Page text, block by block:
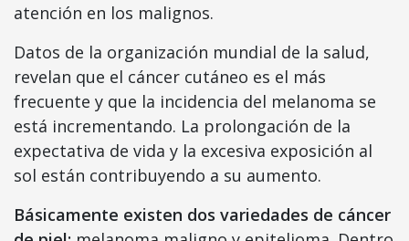
atención en los malignos.
Datos de la organización mundial de la salud,
revelan que el cáncer cutáneo es el más
frecuente y que la incidencia del melanoma se
está incrementando. La prolongación de la
expectativa de vida y la excesiva exposición al
sol están contribuyendo a su aumento.
Básicamente existen dos variedades de cáncer